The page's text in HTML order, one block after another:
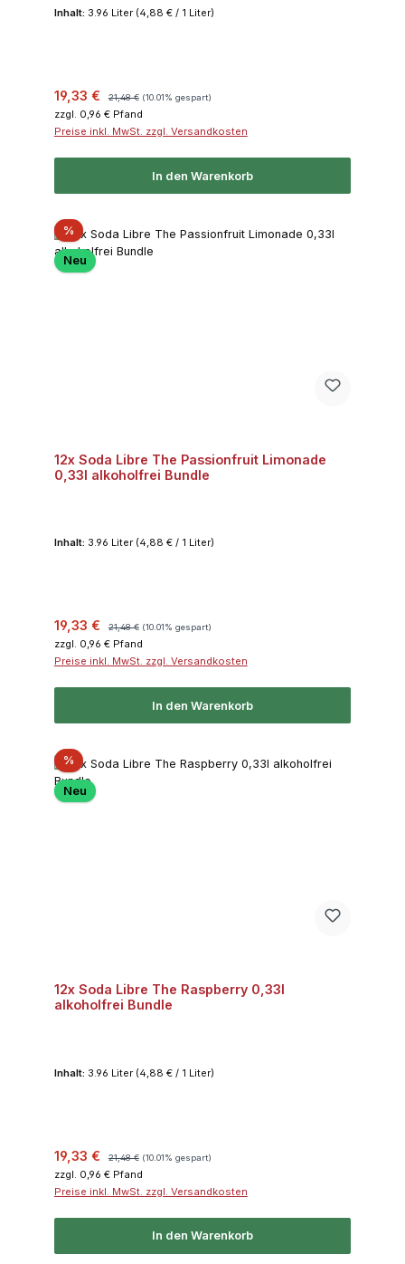
Inhalt: 3.96 Liter (4,88 € / 1 Liter)
Verkaufspreis:
19,33 € 21,48 € (10.01% gespart)
zzgl. 0,96 € Pfand
Preise inkl. MwSt. zzgl. Versandkosten
In den Warenkorb
%Rabatt
Neu
12x Soda Libre The Passionfruit Limonade
0,33l alkoholfrei Bundle
Inhalt: 3.96 Liter (4,88 € / 1 Liter)
Verkaufspreis:
19,33 € Regulärer Preis:
21,48 € (10.01% gespart)
zzgl. 0,96 € Pfand
Preise inkl. MwSt. zzgl. Versandkosten
In den Warenkorb
%Rabatt
Neu
12x Soda Libre The Raspberry 0,33l
alkoholfrei Bundle
Inhalt: 3.96 Liter (4,88 € / 1 Liter)
Verkaufspreis:
19,33 € 21,48 € (10.01% gespart)
zzgl. 0,96 € Pfand
Preise inkl. MwSt. zzgl. Versandkosten
In den Warenkorb